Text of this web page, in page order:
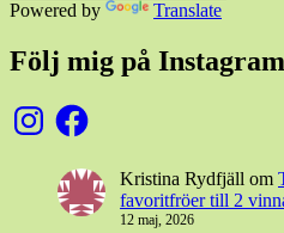
Powered by Translate
Följ mig på
InstagramFacebook
Kristina Rydfjäll om
favoritfröer till 2
12 maj, 2026